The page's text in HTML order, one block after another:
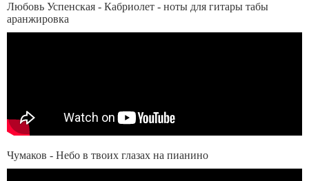
Любовь Успенская - Кабриолет - ноты для гитары табы
аранжировка
Чумаков - Небо в твоих глазах на пианино